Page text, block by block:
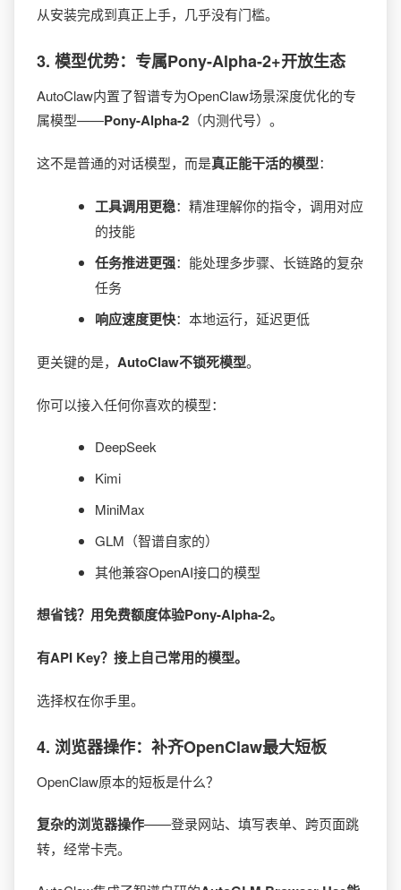
从安装完成到真正上手，几乎没有门槛。
3. 模型优势：专属Pony-Alpha-2+开放生态
AutoClaw内置了智谱专为OpenClaw场景深度优化的专
属模型——Pony-Alpha-2 （内测代号）。
这不是普通的对话模型，而是真正能干活的模型：
工具调用更稳：精准理解你的指令，调用对应
的技能
任务推进更强：能处理多步骤、长链路的复杂
任务
响应速度更快：本地运行，延迟更低
更关键的是， AutoClaw不锁死模型。
你可以接入任何你喜欢的模型：
DeepSeek
Kimi
MiniMax
GLM（智谱自家的）
其他兼容OpenAI接口的模型
想省钱？用免费额度体验Pony-Alpha-2。
有API Key？接上自己常用的模型。
选择权在你手里。
4. 浏览器操作：补齐OpenClaw最大短板
OpenClaw原本的短板是什么？
复杂的浏览器操作——登录网站、填写表单、跨页面跳
转，经常卡壳。